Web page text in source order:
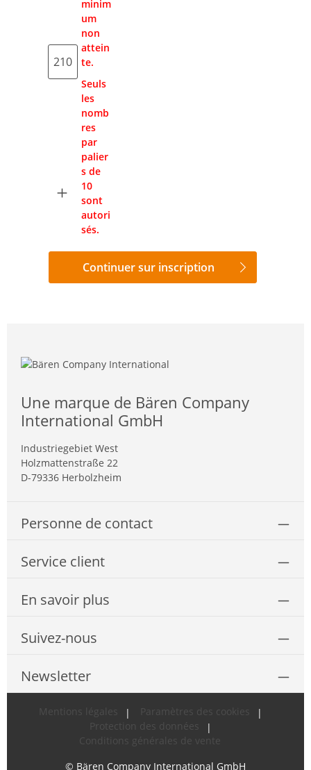
minim
um
non
attein
te.
Seuls
les
nomb
res
par
palier
s de
10
sont
autori
sés.
Continuer sur inscription
Une marque de Bären Company
International GmbH
Industriegebiet West
Holzmattenstraße 22
D-79336 Herbolzheim
Personne de contact
Service client
En savoir plus
Suivez-nous
Newsletter
Mentions légales
Paramètres des cookies
Protection des données
Conditions générales de vente
© Bären Company International GmbH